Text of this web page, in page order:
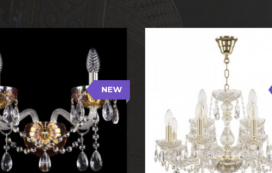
NEW
2/165 G Shampan/M-1H
Тип: Хрустальные
арматуры: Золото/
Кол-во ламп: 2
119/8+4/200 G
Тип: Стеклянный рожок
Цвет арматуры:
Кол-во ламп: